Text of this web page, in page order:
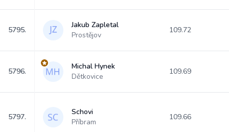
5795.
Jakub Zapletal
Prostějov
109.72
5796.
Michal Hynek
Dětkovice
109.69
5797.
Schovi
Příbram
109.66